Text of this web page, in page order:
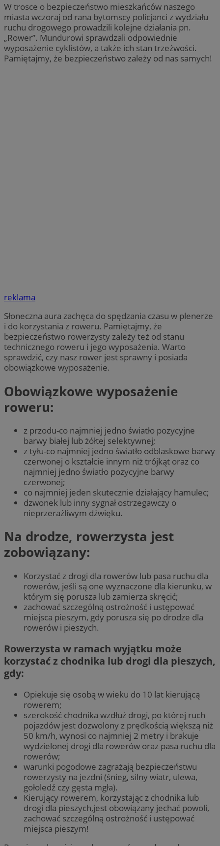
W trosce o bezpieczeństwo mieszkańców naszego
miasta wczoraj od rana bytomscy policjanci z wydziału
ruchu drogowego prowadzili kolejne działania pn.
„Rower”. Mundurowi sprawdzali odpowiednie
wyposażenie cyklistów, a także ich stan trzeźwości.
Pamiętajmy, że bezpieczeństwo zależy od nas samych!
reklama
Słoneczna aura zachęca do spędzania czasu w plenerze
i do korzystania z roweru. Pamiętajmy, że
bezpieczeństwo rowerzysty zależy też od stanu
technicznego roweru i jego wyposażenia. Warto
sprawdzić, czy nasz rower jest sprawny i posiada
obowiązkowe wyposażenie.
Obowiązkowe wyposażenie
roweru:
z przodu-co najmniej jedno światło pozycyjne
barwy białej lub żółtej selektywnej;
z tyłu-co najmniej jedno światło odblaskowe barwy
czerwonej o kształcie innym niż trójkąt oraz co
najmniej jedno światło pozycyjne barwy
czerwonej;
co najmniej jeden skutecznie działający hamulec;
dzwonek lub inny sygnał ostrzegawczy o
nieprzeraźliwym dźwięku.
Na drodze, rowerzysta jest
zobowiązany:
Korzystać z drogi dla rowerów lub pasa ruchu dla
rowerów, jeśli są one wyznaczone dla kierunku, w
którym się porusza lub zamierza skręcić;
zachować szczególną ostrożność i ustępować
miejsca pieszym, gdy porusza się po drodze dla
rowerów i pieszych.
Rowerzysta w ramach wyjątku może
korzystać z chodnika lub drogi dla pieszych,
gdy:
Opiekuje się osobą w wieku do 10 lat kierującą
rowerem;
szerokość chodnika wzdłuż drogi, po której ruch
pojazdów jest dozwolony z prędkością większą niż
50 km/h, wynosi co najmniej 2 metry i brakuje
wydzielonej drogi dla rowerów oraz pasa ruchu dla
rowerów;
warunki pogodowe zagrażają bezpieczeństwu
rowerzysty na jezdni (śnieg, silny wiatr, ulewa,
gołoledź czy gęsta mgła).
Kierujący rowerem, korzystając z chodnika lub
drogi dla pieszych,jest obowiązany jechać powoli,
zachować szczególną ostrożność i ustępować
miejsca pieszym!